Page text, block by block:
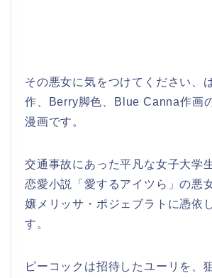
その悪女に気をつけてください、
作、Berry脚色、Blue Canna作画
漫画です。
交通事故にあった平凡な女子大学
恋愛小説「愛するアイツら」の悪
嬢メリッサ・ポジェブラトに憑依
す。
ピーコックは招待したユーリを、